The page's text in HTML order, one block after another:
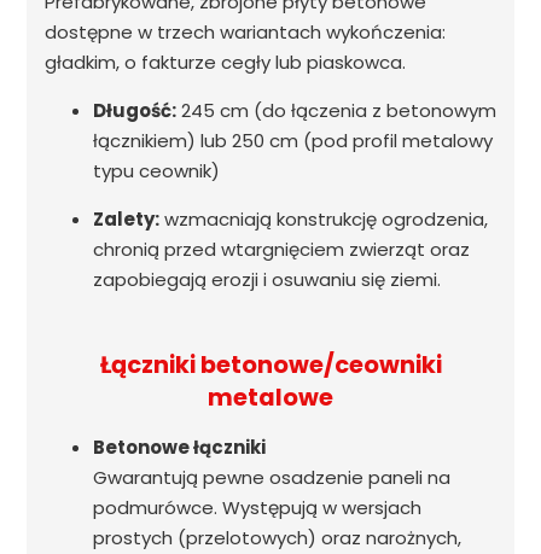
dostępne w trzech wariantach wykończenia:
gładkim, o fakturze cegły lub piaskowca.
Długość:245 cm (do łączenia z betonowym
łącznikiem) lub 250 cm (pod profil metalowy
typu ceownik)
Zalety:wzmacniają konstrukcję ogrodzenia,
chronią przed wtargnięciem zwierząt oraz
zapobiegają erozji i osuwaniu się ziemi.
Łączniki betonowe/ceowniki
metalowe
Betonowe łączniki
Gwarantują pewne osadzenie paneli na
podmurówce. Występują w wersjach
prostych (przelotowych) oraz narożnych,